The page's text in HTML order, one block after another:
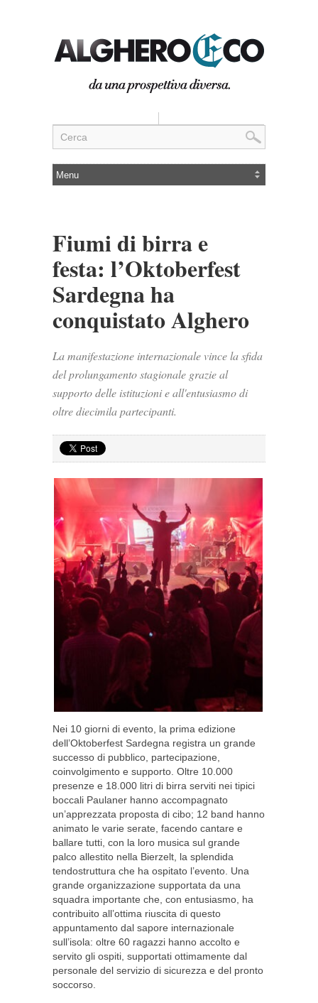
Fiumi di birra e
festa: l’Oktoberfest
Sardegna ha
conquistato Alghero
La manifestazione internazionale vince la sfida
del prolungamento stagionale grazie al
supporto delle istituzioni e all'entusiasmo di
oltre diecimila partecipanti.
Nei 10 giorni di evento, la prima edizione
dell’Oktoberfest Sardegna registra un grande
successo di pubblico, partecipazione,
coinvolgimento e supporto. Oltre 10.000
presenze e 18.000 litri di birra serviti nei tipici
boccali Paulaner hanno accompagnato
un’apprezzata proposta di cibo; 12 band hanno
animato le varie serate, facendo cantare e
ballare tutti, con la loro musica sul grande
palco allestito nella Bierzelt, la splendida
tendostruttura che ha ospitato l’evento. Una
grande organizzazione supportata da una
squadra importante che, con entusiasmo, ha
contribuito all’ottima riuscita di questo
appuntamento dal sapore internazionale
sull’isola: oltre 60 ragazzi hanno accolto e
servito gli ospiti, supportati ottimamente dal
personale del servizio di sicurezza e del pronto
soccorso.